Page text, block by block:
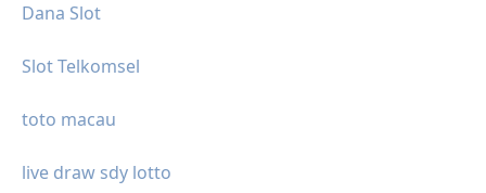
Dana Slot
Slot Telkomsel
toto macau
live draw sdy lotto